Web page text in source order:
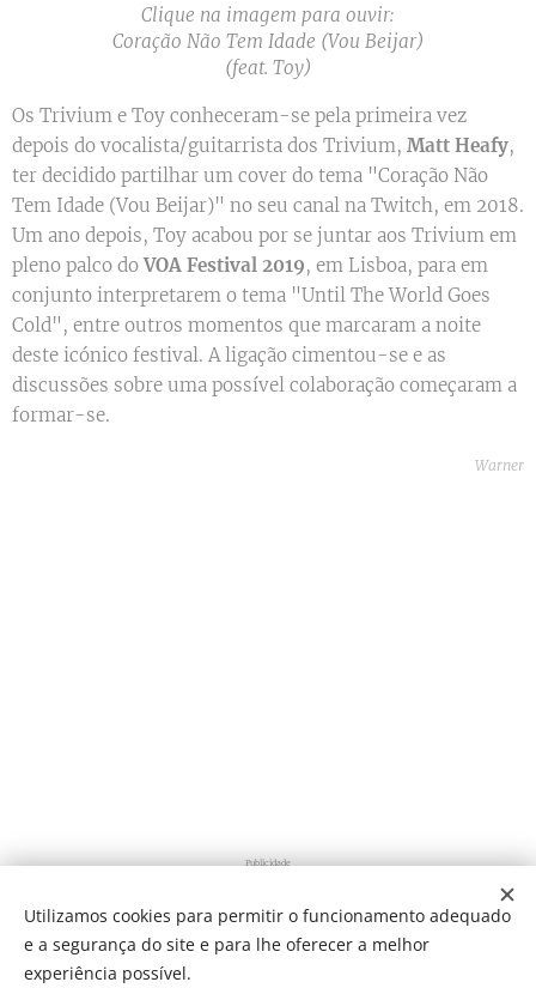
Clique na imagem para ouvir:
Coração Não Tem Idade (Vou Beijar)
(feat. Toy)
Os Trivium e Toy conheceram-se pela primeira vez
depois do vocalista/guitarrista dos Trivium, Matt Heafy,
ter decidido partilhar um cover do tema "Coração Não
Tem Idade (Vou Beijar)" no seu canal na Twitch, em 2018.
Um ano depois, Toy acabou por se juntar aos Trivium em
pleno palco doVOA Festival 2019, em Lisboa, para em
conjunto interpretarem o tema "Until The World Goes
Cold", entre outros momentos que marcaram a noite
deste icónico festival. A ligação cimentou-se e as
discussões sobre uma possível colaboração começaram a
formar-se.
Warner
Publicidade
Share
Utilizamos cookies para permitir o funcionamento adequado
e a segurança do site e para lhe oferecer a melhor
experiência possível.